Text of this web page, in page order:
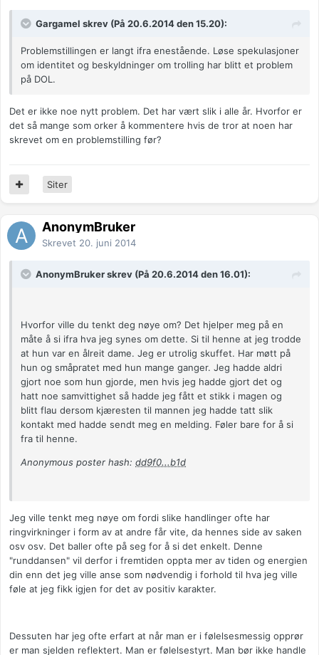
Gargamel skrev (På 20.6.2014 den 15.20):
Problemstillingen er langt ifra enestående. Løse spekulasjoner
om identitet og beskyldninger om trolling har blitt et problem
på DOL.
Det er ikke noe nytt problem. Det har vært slik i alle år. Hvorfor er
det så mange som orker å kommentere hvis de tror at noen har
skrevet om en problemstilling før?
Siter
AnonymBruker
Skrevet 20. juni 2014
AnonymBruker skrev (På 20.6.2014 den 16.01):
Hvorfor ville du tenkt deg nøye om? Det hjelper meg på en
måte å si ifra hva jeg synes om dette. Si til henne at jeg trodde
at hun var en ålreit dame. Jeg er utrolig skuffet. Har møtt på
hun og småpratet med hun mange ganger. Jeg hadde aldri
gjort noe som hun gjorde, men hvis jeg hadde gjort det og
hatt noe samvittighet så hadde jeg fått et stikk i magen og
blitt flau dersom kjæresten til mannen jeg hadde tatt slik
kontakt med hadde sendt meg en melding. Føler bare for å si
fra til henne.
Anonymous poster hash: dd9f0...b1d
Jeg ville tenkt meg nøye om fordi slike handlinger ofte har
ringvirkninger i form av at andre får vite, da hennes side av saken
osv osv. Det baller ofte på seg for å si det enkelt. Denne
"runddansen" vil derfor i fremtiden oppta mer av tiden og energien
din enn det jeg ville anse som nødvendig i forhold til hva jeg ville
føle at jeg fikk igjen for det av positiv karakter.
Dessuten har jeg ofte erfart at når man er i følelsesmessig opprør
er man sjelden reflektert. Man er følelsestyrt. Man bør ikke handle